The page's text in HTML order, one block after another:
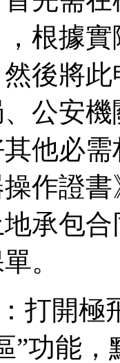
根據
後將
、公安
他必
作證
承包
。
打開極
”功能